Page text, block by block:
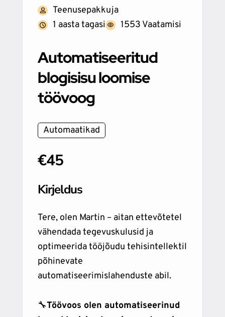
Teenusepakkuja
1 aasta tagasi
1553 Vaatamisi
Automatiseeritud
blogisisu loomise
töövoog
Automaatikad
€45
Kirjeldus
Tere, olen Martin – aitan ettevõtetel
vähendada tegevuskulusid ja
optimeerida tööjõudu tehisintellektil
põhinevate
automatiseerimislahenduste abil.
🔧Töövoos olen automatiseerinud